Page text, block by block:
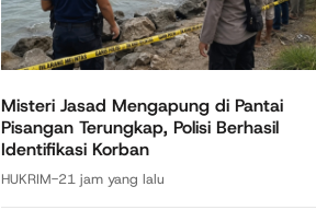
Misteri Jasad Mengapung di Pantai
Pisangan Terungkap, Polisi Berhasil
Identifikasi Korban
HUKRIM-21 jam yang lalu